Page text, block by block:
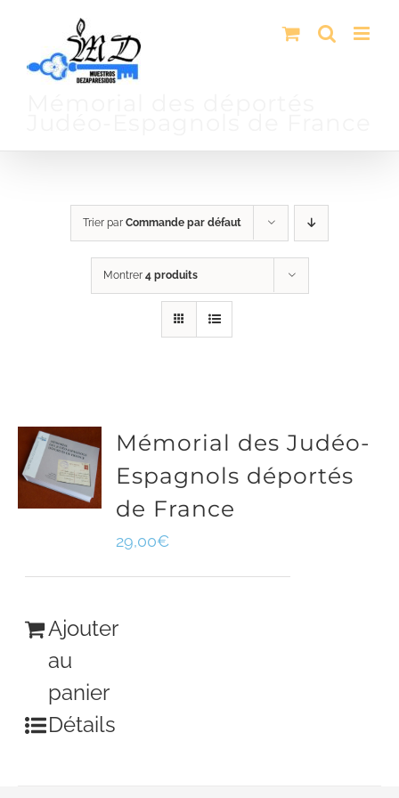
contenu
Trier par Commande par défaut
Montrer 4 produits
Mémorial des Judéo-
Espagnols déportés
de France
29,00€
Ajouter
au
panier
Détails